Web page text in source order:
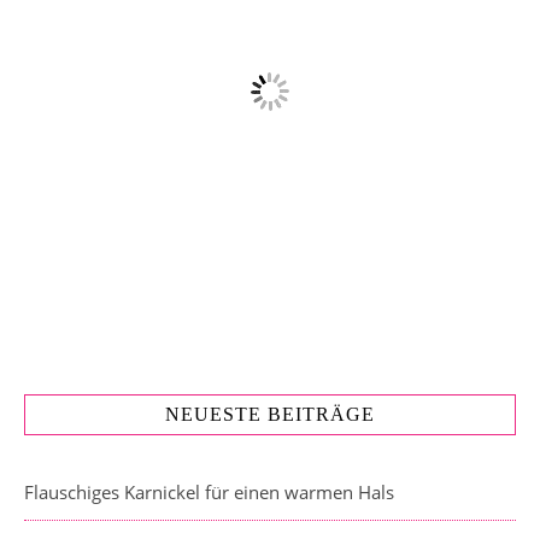
NEUESTE BEITRÄGE
Flauschiges Karnickel für einen warmen Hals